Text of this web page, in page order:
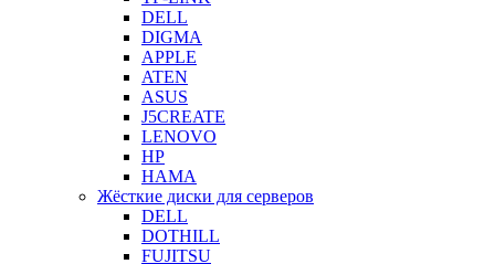
DELL
DIGMA
APPLE
ATEN
ASUS
J5CREATE
LENOVO
HP
HAMA
Жёсткие диски для серверов
DELL
DOTHILL
FUJITSU